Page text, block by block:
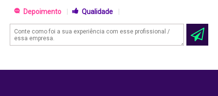
Depoimento Qualidade